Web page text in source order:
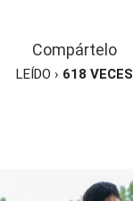
Compártelo
LEÍDO › 618 VECES